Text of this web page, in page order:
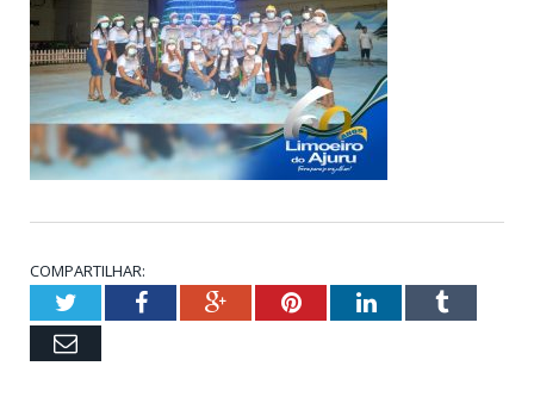
COMPARTILHAR:
TwitterFacebookGoogle+PinterestLinkedInTumblr
Email